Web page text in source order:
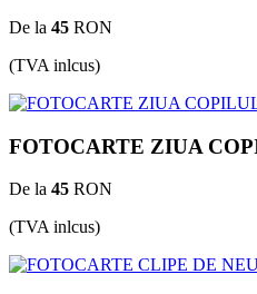
De la 45 RON
(TVA inlcus)
FOTOCARTE ZIUA
De la 45 RON
(TVA inlcus)